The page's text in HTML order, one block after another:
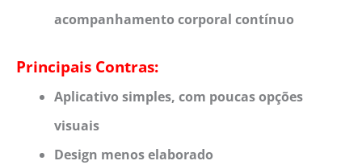
acompanhamento corporal contínuo
Principais Contras:
Aplicativo simples, com poucas opções
visuais
Design menos elaborado